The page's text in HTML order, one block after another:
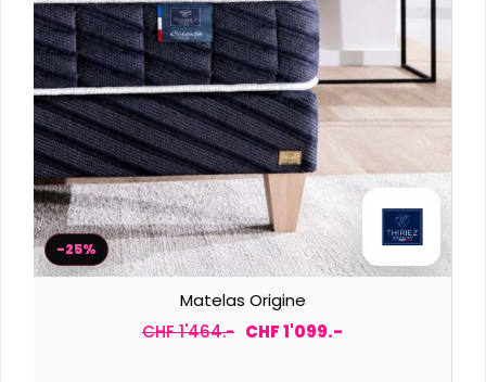
-25%
Matelas Origine
CHF 1'464.- CHF 1'099.-